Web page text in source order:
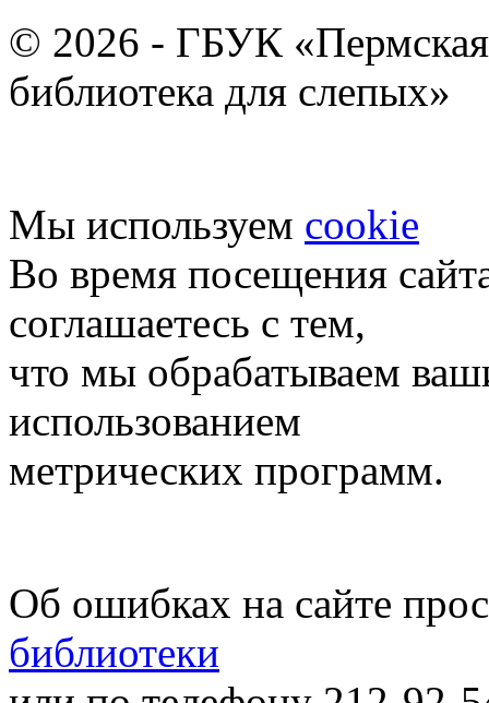
© 2026 - ГБУК «Пермская
библиотека для слепых»
Мы используем cookie
Во время посещения
соглашаетесь с тем,
что мы обрабатываем
использованием
метрических программ.
Об ошибках на сайте
библиотеки